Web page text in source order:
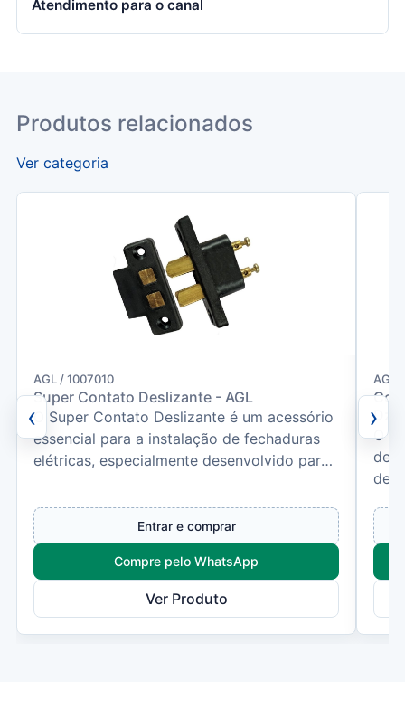
Atendimento para o canal
Produtos relacionados
Ver categoria
‹
AGL / 1007010
Super Contato Deslizante - AGL
O Super Contato Deslizante é um acessório
essencial para a instalação de fechaduras
elétricas, especialmente desenvolvido para
Entrar e comprar
Compre pelo WhatsApp
Ver Produto
AGL
Dz
O
de
›